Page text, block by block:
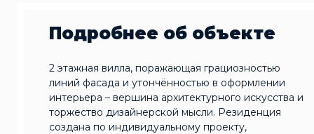
Подробнее об объекте
2 этажная вилла, поражающая грациозностью
линий фасада и утончённостью в оформлении
интерьера – вершина архитектурного искусства и
торжество дизайнерской мысли. Резиденция
создана по индивидуальному проекту,